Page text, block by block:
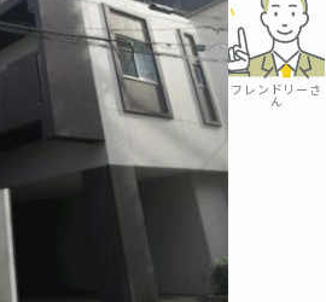
フレンドリーさ
ん